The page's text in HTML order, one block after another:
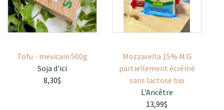
Tofu - mexicain 500g
Soja d'ici
8,30$
Mozzarella 15% M.G
partiellement écrémé
sans lactose bio
L'Ancêtre
13,99$